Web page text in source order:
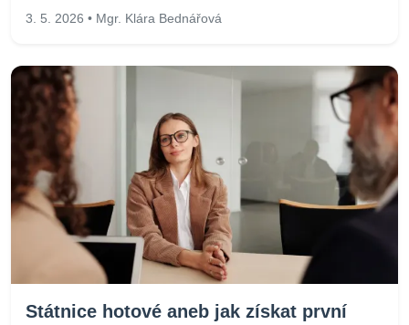
3. 5. 2026 • Mgr. Klára Bednářová
Státnice hotové aneb jak získat první